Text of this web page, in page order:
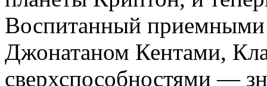
Воспитанный
Джонатаном Кентами,
сверхспособностями —